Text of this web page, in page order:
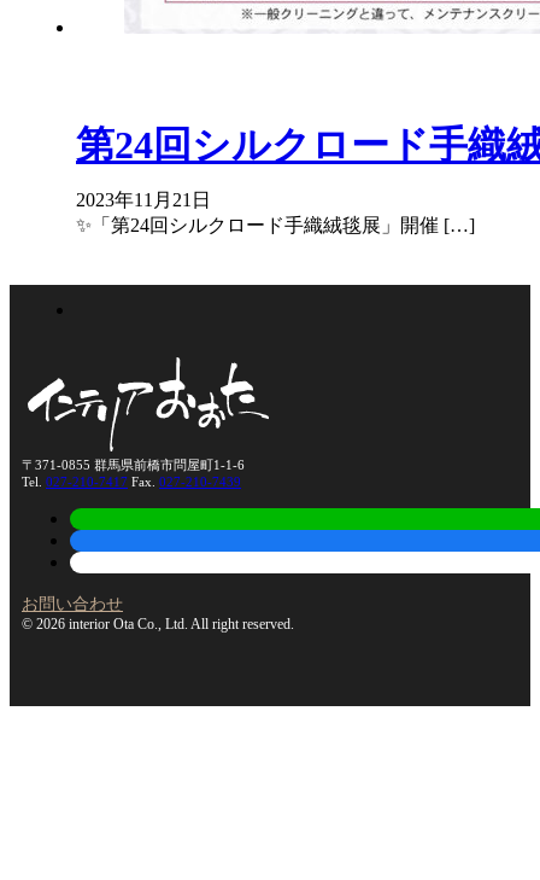
第24回シルクロード手織
2023年11月21日
✨「第24回シルクロード手織絨毯展」開催 […]
〒371-0855 群馬県前橋市問屋町1-1-6
Tel. 027-210-7417 Fax. 027-210-7439
お問い合わせ
© 2026 interior Ota Co., Ltd. All right reserved.